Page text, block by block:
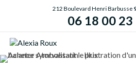
212 Boulevard Henri Barbusse
06 18 00 23